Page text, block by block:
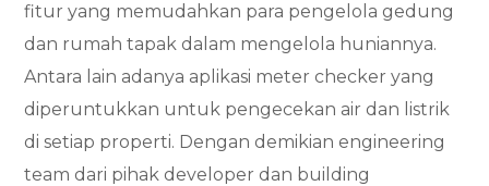
fitur yang memudahkan para pengelola gedung
dan rumah tapak dalam mengelola huniannya.
Antara lain adanya aplikasi meter checker yang
diperuntukkan untuk pengecekan air dan listrik
di setiap properti. Dengan demikian engineering
team dari pihak developer dan building